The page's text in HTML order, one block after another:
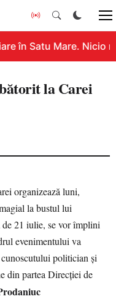
în Satu Mare. Nicio
la Carei
organizează luni,
la bustul lui
21 iulie, se vor împlini
evenimentului va
politician şi
din partea Direcţiei de